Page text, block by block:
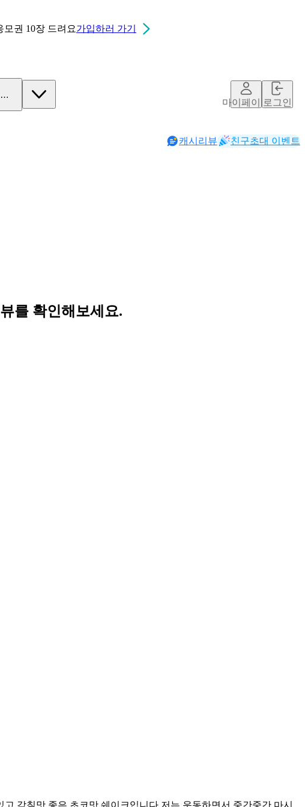
모권 10장 드려요가입하러 가기
마이페이지로그인
캐시리뷰 친구초대 이벤트
를 확인해보세요.
감칠맛 좋은 초코맛 쉐이크입니다 저는 운동하면서 중간중간 마시